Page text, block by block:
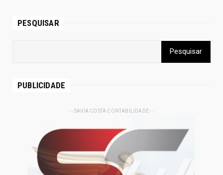
PESQUISAR
PUBLICIDADE
- - SAVIA COSTA CONTABILIDADE - -